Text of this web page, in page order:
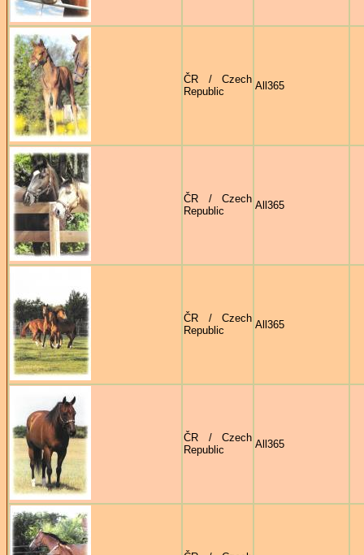
ČR / Czech
Republic
All365
ČR / Czech
Republic
All365
ČR / Czech
Republic
All365
ČR / Czech
Republic
All365